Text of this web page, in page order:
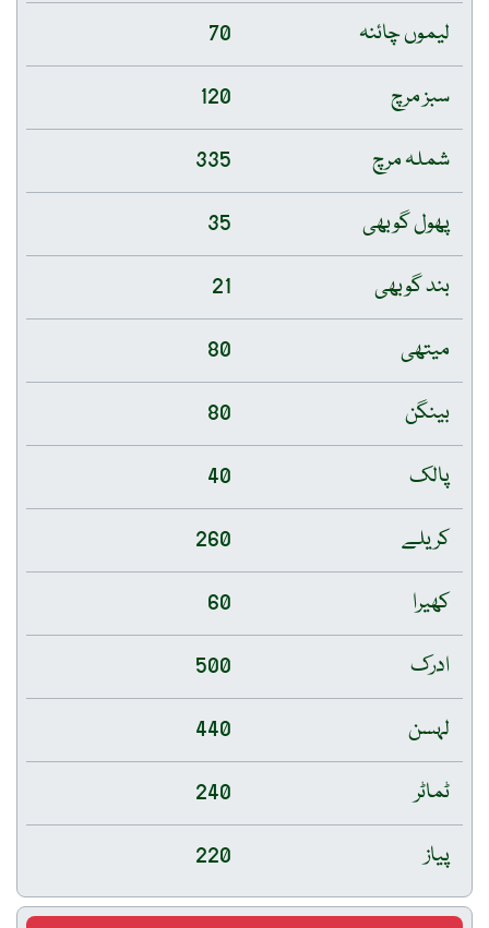
لیموں چائنہ
70
سبز مرچ
120
شملہ مرچ
335
پھول گوبھی
35
بند گوبھی
21
میتھی
80
بینگن
80
پالک
40
کریلے
260
کھیرا
60
ادرک
500
لہسن
440
ٹماٹر
240
پیاز
220